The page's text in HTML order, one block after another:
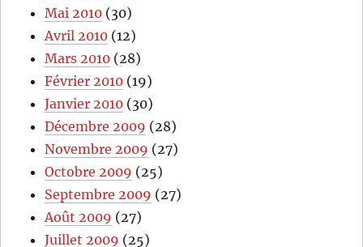
Mai 2010 (30)
Avril 2010 (12)
Mars 2010 (28)
Février 2010 (19)
Janvier 2010 (30)
Décembre 2009 (28)
Novembre 2009 (27)
Octobre 2009 (25)
Septembre 2009 (27)
Août 2009 (27)
Juillet 2009 (25)